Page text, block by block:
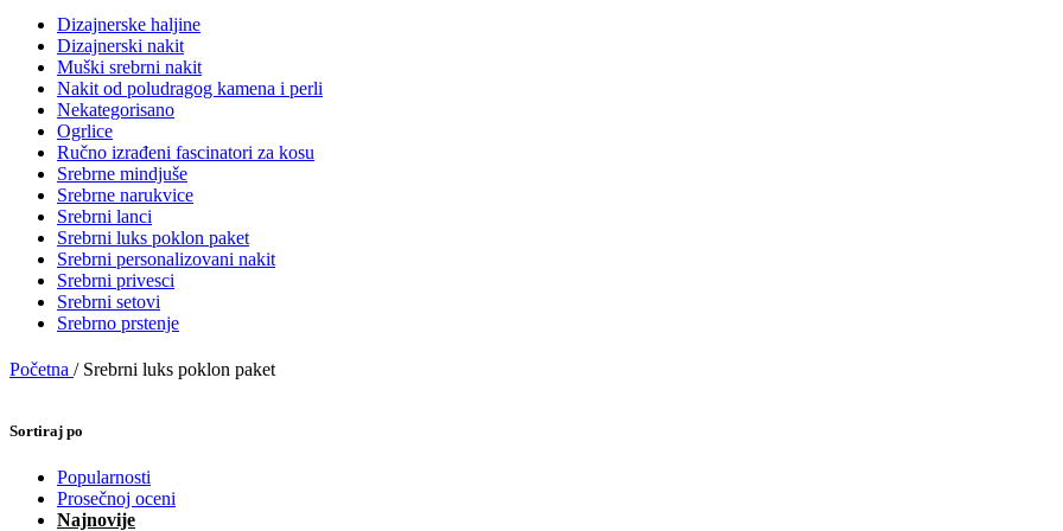
Dizajnerske haljine
Dizajnerski nakit
Muški srebrni nakit
Nakit od poludragog kamena i perli
Nekategorisano
Ogrlice
Ručno izrađeni fascinatori za kosu
Srebrne mindjuše
Srebrne narukvice
Srebrni lanci
Srebrni luks poklon paket
Srebrni personalizovani nakit
Srebrni privesci
Srebrni setovi
Srebrno prstenje
Početna / Srebrni luks poklon paket
Sortiraj po
Popularnosti
Prosečnoj oceni
Najnovije